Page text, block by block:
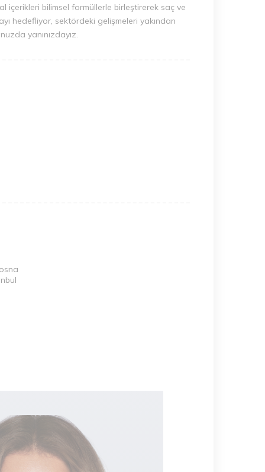
içerikleri bilimsel formüllerle birleştirerek saç ve
hedefliyor, sektördeki gelişmeleri yakından
yanınızdayız.